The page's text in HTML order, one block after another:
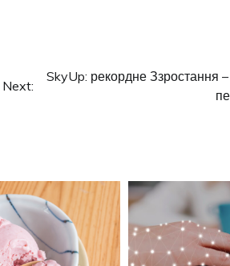
Next:
SkyUp: рекордне Ззростання